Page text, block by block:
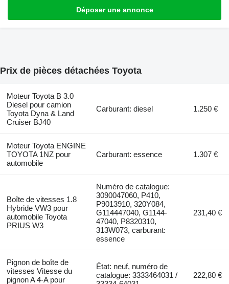
Déposer une annonce
Prix de pièces détachées Toyota
Moteur Toyota B 3.0
Diesel pour camion
Toyota Dyna & Land
Cruiser BJ40
Carburant: diesel 1.250 €
Moteur Toyota ENGINE
TOYOTA 1NZ pour
automobile
Carburant: essence 1.307 €
Boîte de vitesses 1.8
Hybride VW3 pour
automobile Toyota
PRIUS W3
Numéro de catalogue:
3090047060, P410,
P9013910, 320Y084,
G114447040, G1144-
47040, P8320310,
313W073, carburant:
essence
231,40 €
Pignon de boîte de
vitesses Vitesse du
pignon A 4-A pour
État: neuf, numéro de
catalogue: 3333464031 /
222,80 €